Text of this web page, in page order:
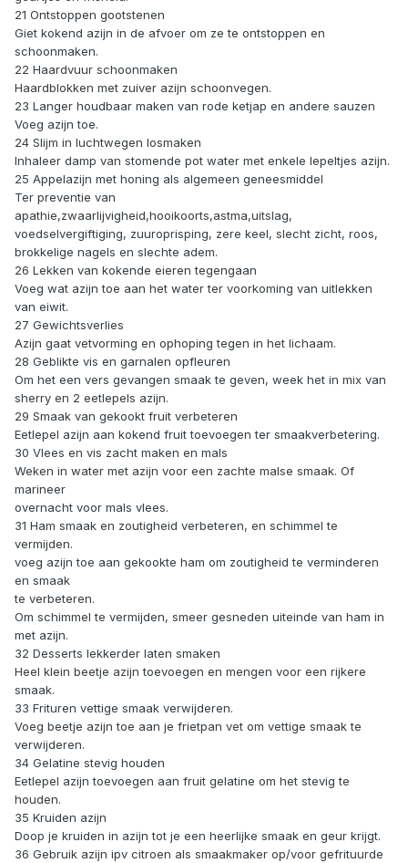
21 Ontstoppen gootstenen
Giet kokend azijn in de afvoer om ze te ontstoppen en
schoonmaken.
22 Haardvuur schoonmaken
Haardblokken met zuiver azijn schoonvegen.
23 Langer houdbaar maken van rode ketjap en andere sauzen
Voeg azijn toe.
24 Slijm in luchtwegen losmaken
Inhaleer damp van stomende pot water met enkele lepeltjes azijn.
25 Appelazijn met honing als algemeen geneesmiddel
Ter preventie van
apathie,zwaarlijvigheid,hooikoorts,astma,uitslag,
voedselvergiftiging, zuuroprisping, zere keel, slecht zicht, roos,
brokkelige nagels en slechte adem.
26 Lekken van kokende eieren tegengaan
Voeg wat azijn toe aan het water ter voorkoming van uitlekken
van eiwit.
27 Gewichtsverlies
Azijn gaat vetvorming en ophoping tegen in het lichaam.
28 Geblikte vis en garnalen opfleuren
Om het een vers gevangen smaak te geven, week het in mix van
sherry en 2 eetlepels azijn.
29 Smaak van gekookt fruit verbeteren
Eetlepel azijn aan kokend fruit toevoegen ter smaakverbetering.
30 Vlees en vis zacht maken en mals
Weken in water met azijn voor een zachte malse smaak. Of
marineer
overnacht voor mals vlees.
31 Ham smaak en zoutigheid verbeteren, en schimmel te
vermijden.
voeg azijn toe aan gekookte ham om zoutigheid te verminderen
en smaak
te verbeteren.
Om schimmel te vermijden, smeer gesneden uiteinde van ham in
met azijn.
32 Desserts lekkerder laten smaken
Heel klein beetje azijn toevoegen en mengen voor een rijkere
smaak.
33 Frituren vettige smaak verwijderen.
Voeg beetje azijn toe aan je frietpan vet om vettige smaak te
verwijderen.
34 Gelatine stevig houden
Eetlepel azijn toevoegen aan fruit gelatine om het stevig te
houden.
35 Kruiden azijn
Doop je kruiden in azijn tot je een heerlijke smaak en geur krijgt.
36 Gebruik azijn ipv citroen als smaakmaker op/voor gefrituurde